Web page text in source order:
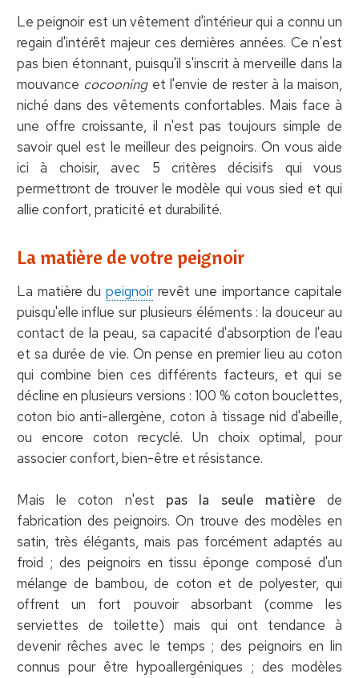
Le peignoir est un vêtement d'intérieur qui a connu un
regain d'intérêt majeur ces dernières années. Ce n'est
pas bien étonnant, puisqu'il s'inscrit à merveille dans la
mouvance cocooninget l'envie de rester à la maison,
niché dans des vêtements confortables. Mais face à
une offre croissante, il n'est pas toujours simple de
savoir quel est le meilleur des peignoirs. On vous aide
ici à choisir, avec 5 critères décisifs qui vous
permettront de trouver le modèle qui vous sied et qui
allie confort, praticité et durabilité.
La matière de votre peignoir
La matière dupeignoirrevêt une importance capitale
puisqu'elle influe sur plusieurs éléments : la douceur au
contact de la peau, sa capacité d'absorption de l'eau
et sa durée de vie. On pense en premier lieu au coton
qui combine bien ces différents facteurs, et qui se
décline en plusieurs versions : 100 % coton bouclettes,
coton bio anti-allergène, coton à tissage nid d'abeille,
ou encore coton recyclé. Un choix optimal, pour
associer confort, bien-être et résistance.
Mais le coton n'est pas la seule matière de
fabrication des peignoirs. On trouve des modèles en
satin, très élégants, mais pas forcément adaptés au
froid ; des peignoirs en tissu éponge composé d'un
mélange de bambou, de coton et de polyester, qui
offrent un fort pouvoir absorbant (comme les
serviettes de toilette) mais qui ont tendance à
devenir rêches avec le temps ; des peignoirs en lin
connus pour être hypoallergéniques ; des modèles